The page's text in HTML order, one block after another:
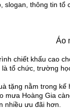
thông tin tổ
Áo
chiết khấu cao
tổ chức, trường
tặng nằm trong
mưa Hoàng Gia
nhiều ưu đãi hơn.